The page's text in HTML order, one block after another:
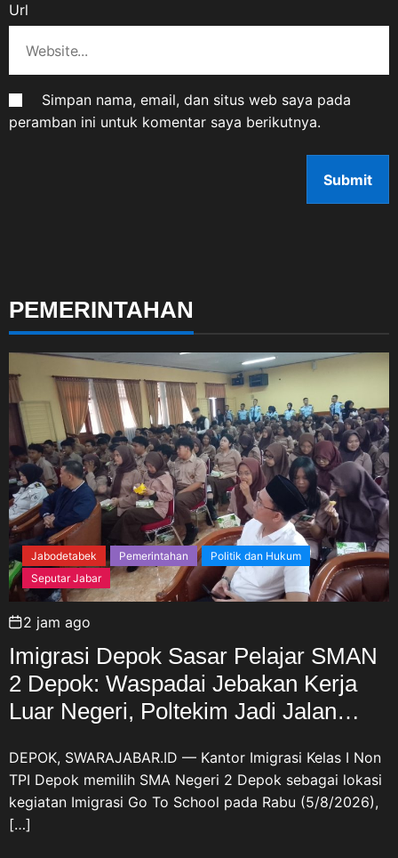
Url
Simpan nama, email, dan situs web saya pada
peramban ini untuk komentar saya berikutnya.
PEMERINTAHAN
Jabodetabek Pemerintahan
Politik dan Hukum
Seputar Jabar
2 jam ago
Imigrasi Depok Sasar Pelajar SMAN
2 Depok: Waspadai Jebakan Kerja
Luar Negeri, Poltekim Jadi Jalan
DEPOK, SWARAJABAR.ID — Kantor Imigrasi Kelas I Non
TPI Depok memilih SMA Negeri 2 Depok sebagai lokasi
kegiatan Imigrasi Go To School pada Rabu (5/8/2026),
[…]